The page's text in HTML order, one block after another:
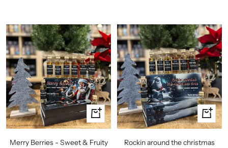
In
den
Merry Berries - Sweet & Fruity
In
den
Rockin around the christmas